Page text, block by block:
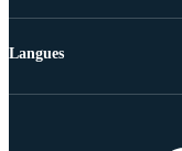
Langues